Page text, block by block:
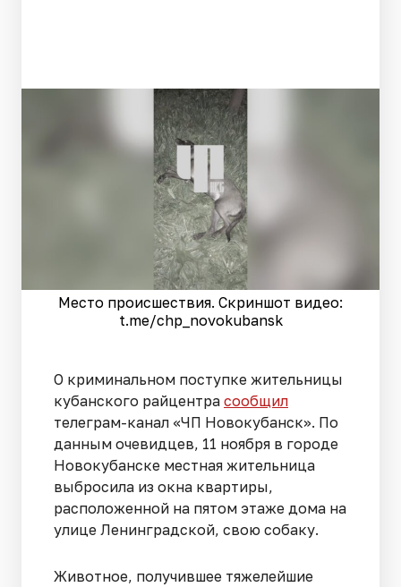
Место происшествия. Скриншот видео:
t.me/chp_novokubansk
О криминальном поступке жительницы
кубанского райцентра сообщил
телеграм-канал «ЧП Новокубанск». По
данным очевидцев, 11 ноября в городе
Новокубанске местная жительница
выбросила из окна квартиры,
расположенной на пятом этаже дома на
улице Ленинградской, свою собаку.
Животное, получившее тяжелейшие